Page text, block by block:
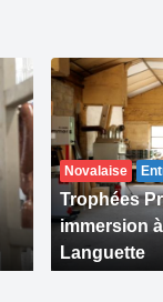
Novalaise
Trophées
immersion
Languette